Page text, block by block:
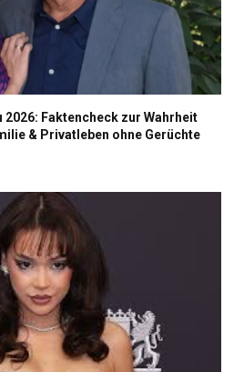
2026: Faktencheck zur Wahrheit
& Privatleben ohne Gerüchte